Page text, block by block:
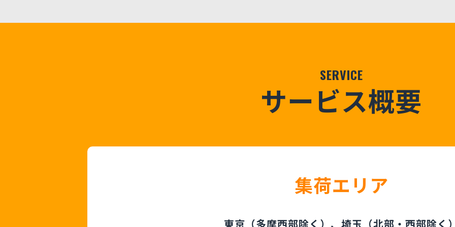
SERVICE
サービス概要
集荷エリア
東京（多摩西部除く）、埼玉（北部・西部除く